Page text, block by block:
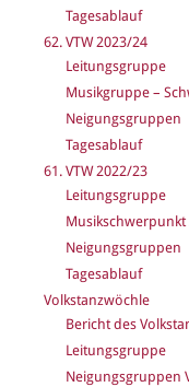
Tagesablauf
62. VTW 2023/24
Leitungsgruppe
Musikgruppe –
Neigungsgruppen
Tagesablauf
61. VTW 2022/23
Leitungsgruppe
Neigungsgruppen
Tagesablauf
Volkstanzwöchle
Bericht des
Leitungsgruppe
Neigungsgruppen